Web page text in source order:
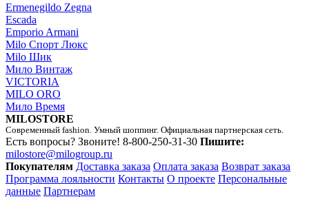
Ermenegildo Zegna
Escada
Emporio Armani
Milo Спорт Люкс
Milo Шик
Мило Винтаж
VICTORIA
MILO ORO
Мило Время
MILOSTORE
Современный fashion. Умный шоппинг. Официальная партнерская сеть.
Есть вопросы? Звоните! 8-800-250-31-30 Пишите:
milostore@milogroup.ru
Покупателям Доставка заказа Оплата заказа Возврат заказа
Программа лояльности Контакты О проекте Персональные
данные Партнерам